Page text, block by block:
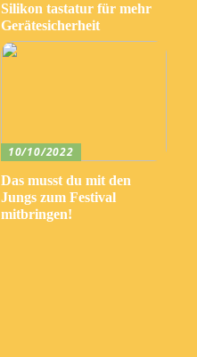
Silikon tastatur für mehr
Gerätesicherheit
10/10/2022
Das musst du mit den
Jungs zum Festival
mitbringen!